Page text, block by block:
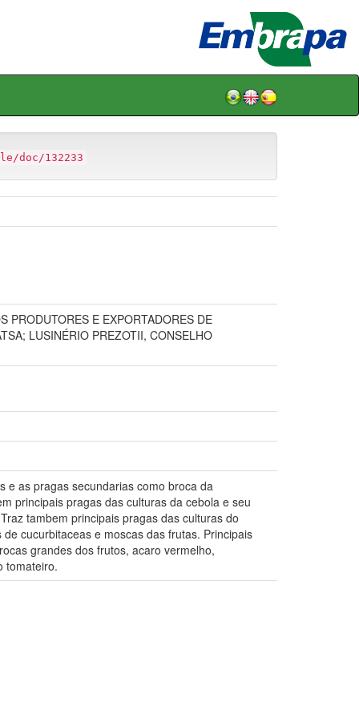
doc/132233
PRODUTORES E EXPORTADORES DE
LUSINÉRIO PREZOTII, CONSELHO
e as pragas secundarias como broca da
principais pragas das culturas da cebola e seu
tambem principais pragas das culturas do
cucurbitaceas e moscas das frutas. Principais
grandes dos frutos, acaro vermelho,
tomateiro.